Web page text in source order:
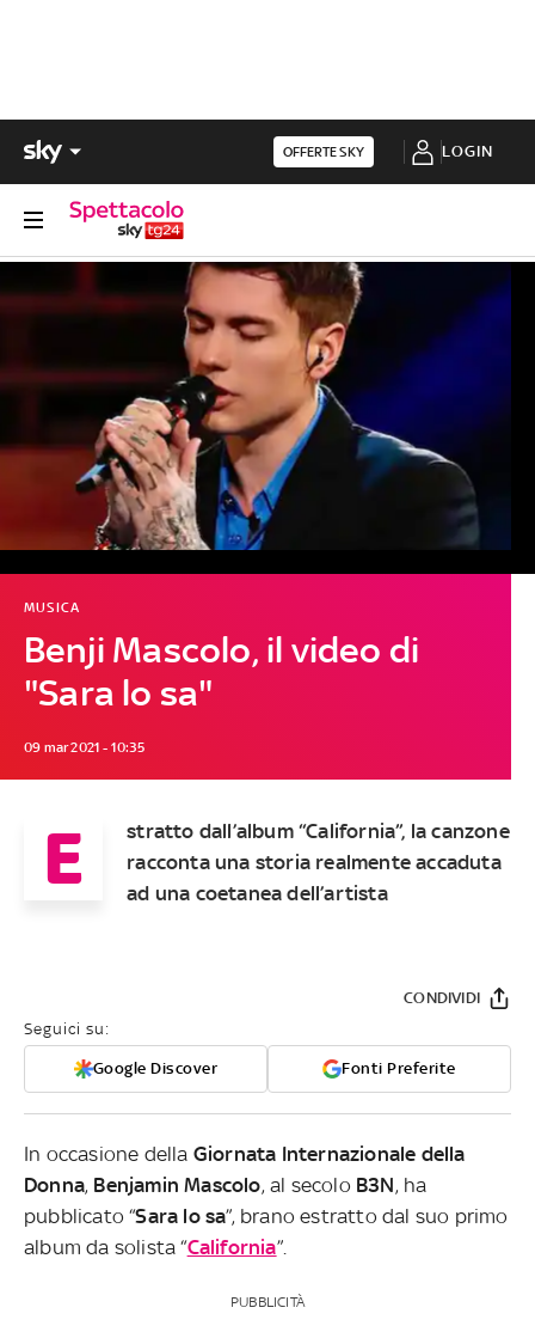
OFFERTE SKY LOGIN
Benji Mascolo, il video di
"Sara lo sa"
MUSICA
09 mar 2021 - 10:35
E
stratto dall’album “California”, la canzone
racconta una storia realmente accaduta
ad una coetanea dell’artista
Seguici su:
Google Discover Fonti Preferite
CONDIVIDI
In occasione della Giornata Internazionale della
Donna, Benjamin Mascolo, al secolo B3N, ha
pubblicato “Sara lo sa”, brano estratto dal suo primo
album da solista “California”.
PUBBLICITÀ